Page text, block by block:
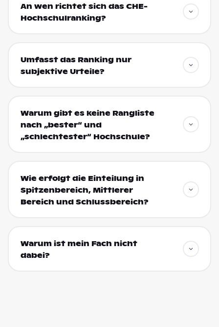
An wen richtet sich das CHE-
Hochschulranking?
Umfasst das Ranking nur
subjektive Urteile?
Warum gibt es keine Rangliste
nach „bester“ und
„schlechtester“ Hochschule?
Wie erfolgt die Einteilung in
Spitzenbereich, Mittlerer
Bereich und Schlussbereich?
Warum ist mein Fach nicht
dabei?